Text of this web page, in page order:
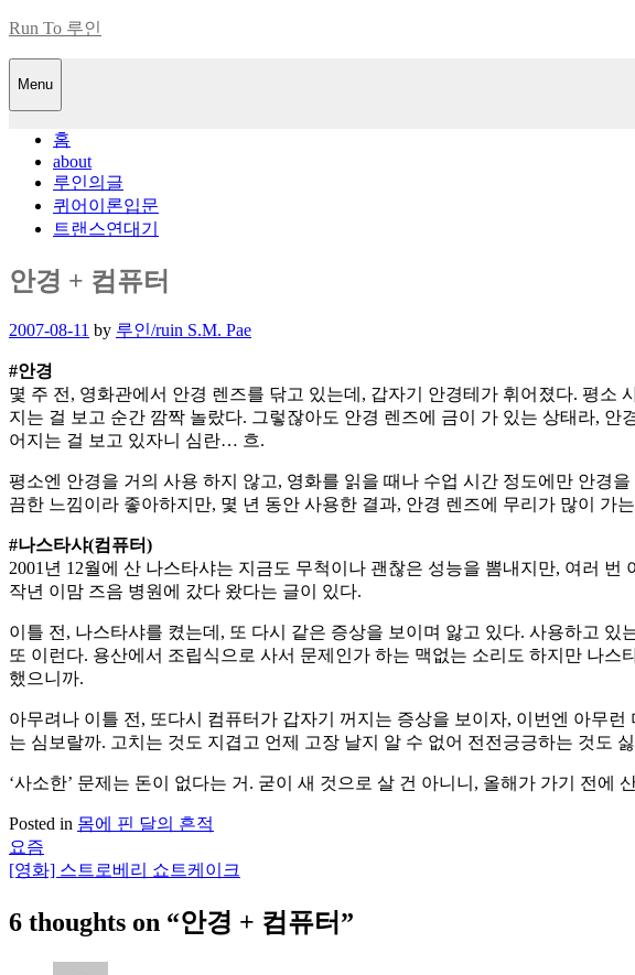
Skip
content
Run To 루인
Menu
홈
about
루인의글
퀴어이론입문
트랜스연대기
안경 + 컴퓨터
Posted
2007-08-11 by 루인/ruin S.M. Pae
#안경
몇 주 전, 영화관에서 안경 렌즈를 닦고 있는데, 갑자기 안경테가 휘어졌다. 평소
지는 걸 보고 순간 깜짝 놀랐다. 그렇잖아도 안경 렌즈에 금이 가 있는 상태라,
어지는 걸 보고 있자니 심란… 흐.
평소엔 안경을 거의 사용 하지 않고, 영화를 읽을 때나 수업 시간 정도에만 안경
끔한 느낌이라 좋아하지만, 몇 년 동안 사용한 결과, 안경 렌즈에 무리가 많이 가
#나스타샤(컴퓨터)
2001년 12월에 산 나스타샤는 지금도 무척이나 괜찮은 성능을 뽐내지만, 여러
작년 이맘 즈음 병원에 갔다 왔다는 글이 있다.
이틀 전, 나스타샤를 켰는데, 또 다시 같은 증상을 보이며 앓고 있다. 사용하고
또 이런다. 용산에서 조립식으로 사서 문제인가 하는 맥없는 소리도 하지만 나
했으니까.
아무려나 이틀 전, 또다시 컴퓨터가 갑자기 꺼지는 증상을 보이자, 이번엔 아무
는 심보랄까. 고치는 것도 지겹고 언제 고장 날지 알 수 없어 전전긍긍하는 것도
‘사소한’ 문제는 돈이 없다는 거. 굳이 새 것으로 살 건 아니니, 올해가 가기 전에
Posted in 몸에 핀 달의 흔적
글
탐
색
요즘
[영화] 스트로베리 쇼트케이크
6 thoughts on “안경 + 컴퓨터 ”